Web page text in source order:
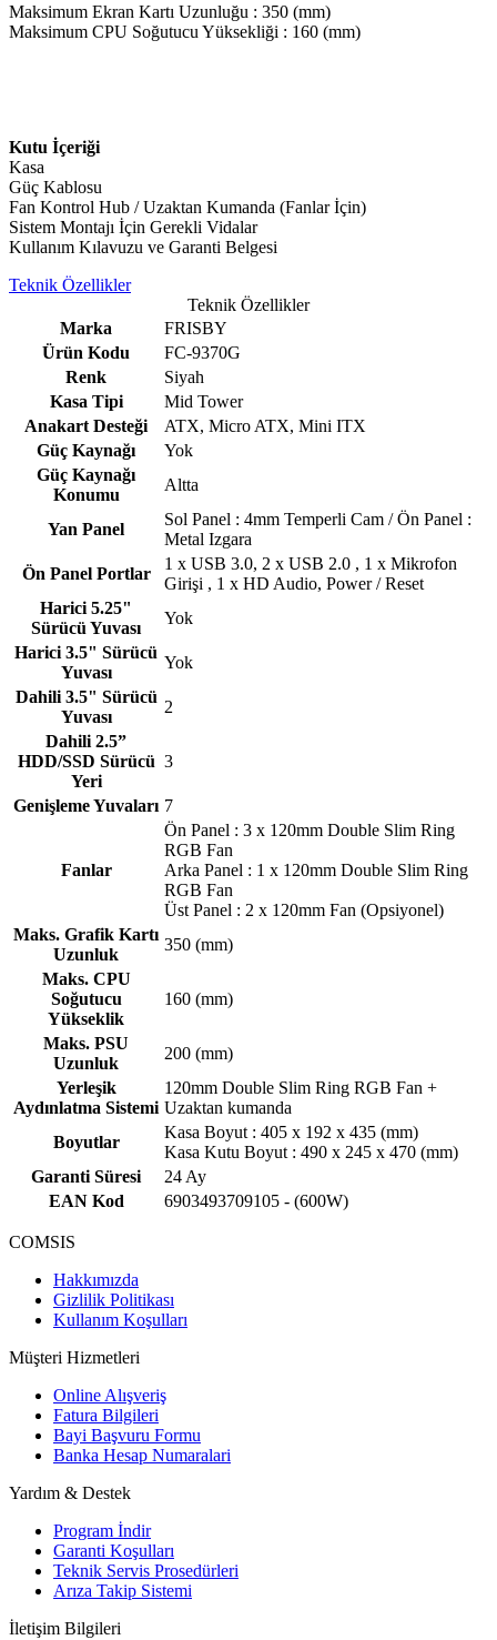
Maksimum Ekran Kartı Uzunluğu : 350 (mm)
Maksimum CPU Soğutucu Yüksekliği : 160 (mm)
Kutu İçeriği
Kasa
Güç Kablosu
Fan Kontrol Hub / Uzaktan Kumanda (Fanlar İçin)
Sistem Montajı İçin Gerekli Vidalar
Kullanım Kılavuzu ve Garanti Belgesi
Teknik Özellikler
Teknik Özellikler
Marka
FRISBY
Ürün Kodu
FC-9370G
Renk
Siyah
Kasa Tipi
Mid Tower
Anakart Desteği
ATX, Micro ATX, Mini ITX
Güç Kaynağı
Yok
Güç Kaynağı
Konumu
Altta
Yan Panel
Sol Panel : 4mm Temperli Cam / Ön Panel :
Metal Izgara
Ön Panel Portlar
1 x USB 3.0, 2 x USB 2.0 , 1 x Mikrofon
Girişi , 1 x HD Audio, Power / Reset
Harici 5.25"
Sürücü Yuvası
Yok
Harici 3.5" Sürücü
Yuvası
Yok
Dahili 3.5" Sürücü
Yuvası
2
Dahili 2.5”
HDD/SSD Sürücü
Yeri
3
Genişleme Yuvaları 7
Fanlar
Ön Panel : 3 x 120mm Double Slim Ring
RGB Fan
Arka Panel : 1 x 120mm Double Slim Ring
RGB Fan
Üst Panel : 2 x 120mm Fan (Opsiyonel)
Maks. Grafik Kartı
Uzunluk
350 (mm)
Maks. CPU
Soğutucu
Yükseklik
160 (mm)
Maks. PSU
Uzunluk
200 (mm)
Yerleşik
Aydınlatma Sistemi
120mm Double Slim Ring RGB Fan +
Uzaktan kumanda
Boyutlar
Kasa Boyut : 405 x 192 x 435 (mm)
Kasa Kutu Boyut : 490 x 245 x 470 (mm)
Garanti Süresi
24 Ay
EAN Kod
6903493709105 - (600W)
COMSIS
Hakkımızda
Gizlilik Politikası
Kullanım Koşulları
Müşteri Hizmetleri
Online Alışveriş
Fatura Bilgileri
Bayi Başvuru Formu
Banka Hesap Numaralari
Yardım & Destek
Program İndir
Garanti Koşulları
Teknik Servis Prosedürleri
Arıza Takip Sistemi
İletişim Bilgileri